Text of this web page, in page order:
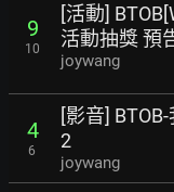
9
10
[活動]
活動抽獎 預
joywang
4
6
[影音]
2
joywang